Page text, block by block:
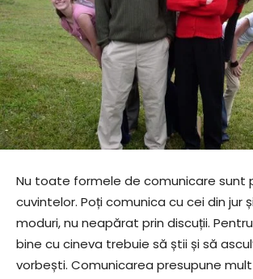
Nu toate formele de comunicare sunt
cuvintelor. Poți comunica cu cei din jur
moduri, nu neapărat prin discuții.
bine cu cineva trebuie să știi și să
vorbești. Comunicarea presupune